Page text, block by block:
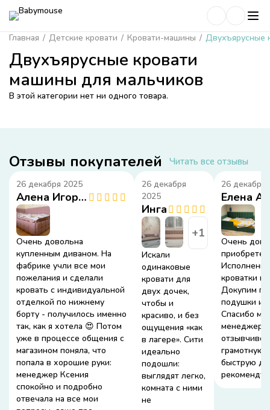
Главная / Детские кровати / Кровати-машины / Двухъярусные
Двухъярусные кровати
машины для мальчиков
В этой категории нет ни одного товара.
Отзывы покупателей Читать все отзывы
26 декабря 2025
Алена Игоревна
Очень довольна
купленным диваном. На
фабрике учли все мои
пожелания и сделали
кровать с индивидуальной
отделкой по нижнему
борту - получилось именно
так, как я хотела 😍 Потом
уже в процессе общения с
магазином поняла, что
попала в хорошие руки:
менеджер Ксения
спокойно и подробно
отвечала на все мои
26 декабря
2025
Инга
+1
Искали
одинаковые
кровати для
двух дочек,
чтобы и
красиво, и без
ощущения «как
в лагере». Сити
идеально
подошли:
выглядят легко,
комната с ними
не
26 декабря
Очень
кроватки
Докупим
подушки и
Спасибо
менеджеру
грамотную
быструю